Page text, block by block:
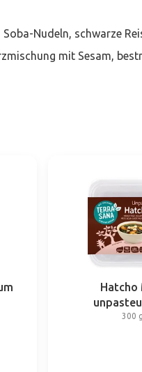
Nudeln, schwarze
mit Sesam,
Hatcho
300 g